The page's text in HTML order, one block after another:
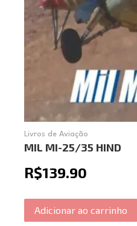
Livros de Aviação
MIL MI-25/35 HIND
R$139.90
Adicionar ao carrinho